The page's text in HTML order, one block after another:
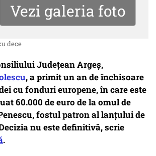
Vezi galeria foto
dece
Județean Argeș,
, a primit un an de închisoare
cu fonduri europene, în care este
60.000 de euro de la omul de
fostul patron al lanțului de
nu este definitivă, scrie
.